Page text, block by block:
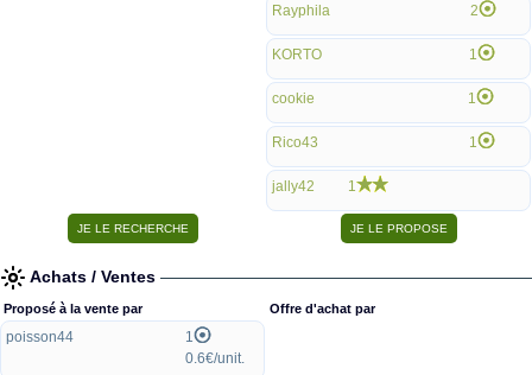
Rayphila 2
KORTO 1
cookie 1
Rico43 1
jally42 1
Achats / Ventes
Proposé à la vente par
poisson44
1
0.6€/unit.
Offre d'achat par